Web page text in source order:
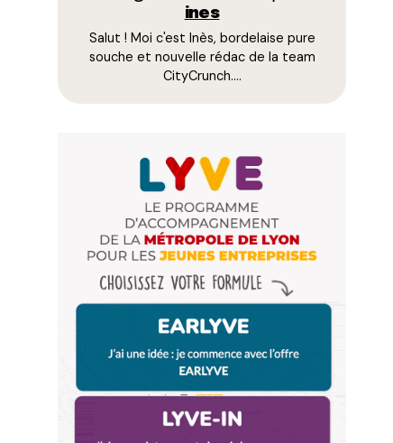
ines
Salut ! Moi c'est Inès, bordelaise pure
souche et nouvelle rédac de la team
CityCrunch.…